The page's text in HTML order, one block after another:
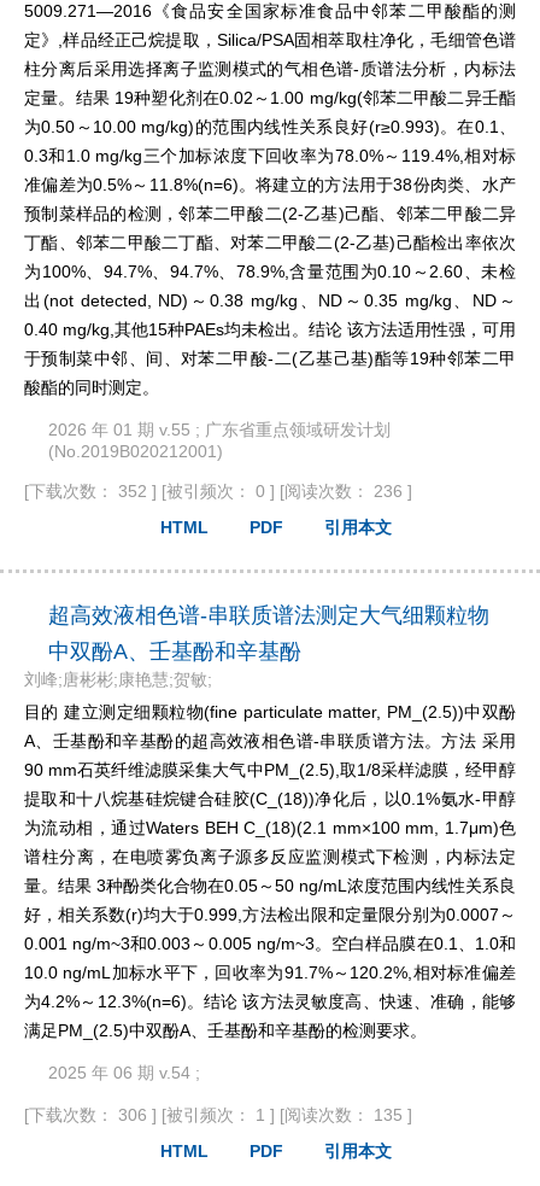
5009.271—2016《食品安全国家标准食品中邻苯二甲酸酯的测
定》,样品经正己烷提取，Silica/PSA固相萃取柱净化，毛细管色谱
柱分离后采用选择离子监测模式的气相色谱-质谱法分析，内标法
定量。结果 19种塑化剂在0.02～1.00 mg/kg(邻苯二甲酸二异壬酯
为0.50～10.00 mg/kg)的范围内线性关系良好(r≥0.993)。在0.1、
0.3和1.0 mg/kg三个加标浓度下回收率为78.0%～119.4%,相对标
准偏差为0.5%～11.8%(n=6)。将建立的方法用于38份肉类、水产
预制菜样品的检测，邻苯二甲酸二(2-乙基)己酯、邻苯二甲酸二异
丁酯、邻苯二甲酸二丁酯、对苯二甲酸二(2-乙基)己酯检出率依次
为100%、94.7%、94.7%、78.9%,含量范围为0.10～2.60、未检
出(not detected, ND)～0.38 mg/kg、ND～0.35 mg/kg、ND～
0.40 mg/kg,其他15种PAEs均未检出。结论 该方法适用性强，可用
于预制菜中邻、间、对苯二甲酸-二(乙基己基)酯等19种邻苯二甲
酸酯的同时测定。
2026 年 01 期 v.55 ; 广东省重点领域研发计划
(No.2019B020212001)
[下载次数： 352 ] [被引频次： 0 ] [阅读次数： 236 ]
HTML
PDF 引用本文
超高效液相色谱-串联质谱法测定大气细颗粒物
中双酚A、壬基酚和辛基酚
刘峰;唐彬彬;康艳慧;贺敏;
目的 建立测定细颗粒物(fine particulate matter, PM_(2.5))中双酚
A、壬基酚和辛基酚的超高效液相色谱-串联质谱方法。方法 采用
90 mm石英纤维滤膜采集大气中PM_(2.5),取1/8采样滤膜，经甲醇
提取和十八烷基硅烷键合硅胶(C_(18))净化后，以0.1%氨水-甲醇
为流动相，通过Waters BEH C_(18)(2.1 mm×100 mm, 1.7μm)色
谱柱分离，在电喷雾负离子源多反应监测模式下检测，内标法定
量。结果 3种酚类化合物在0.05～50 ng/mL浓度范围内线性关系良
好，相关系数(r)均大于0.999,方法检出限和定量限分别为0.0007～
0.001 ng/m~3和0.003～0.005 ng/m~3。空白样品膜在0.1、1.0和
10.0 ng/mL加标水平下，回收率为91.7%～120.2%,相对标准偏差
为4.2%～12.3%(n=6)。结论 该方法灵敏度高、快速、准确，能够
满足PM_(2.5)中双酚A、壬基酚和辛基酚的检测要求。
2025 年 06 期 v.54 ;
[下载次数： 306 ] [被引频次： 1 ] [阅读次数： 135 ]
HTML
PDF 引用本文